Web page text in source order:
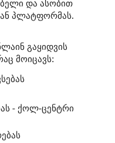
და ასობით
პლატფორმას.
გაყიდვის
მოიცავს:
- ქოლ-ცენტრი